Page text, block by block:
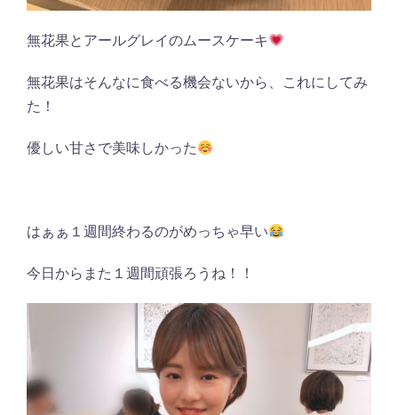
無花果とアールグレイのムースケーキ
無花果はそんなに食べる機会ないから、これにしてみ
た！
優しい甘さで美味しかった
はぁぁ１週間終わるのがめっちゃ早い
今日からまた１週間頑張ろうね！！